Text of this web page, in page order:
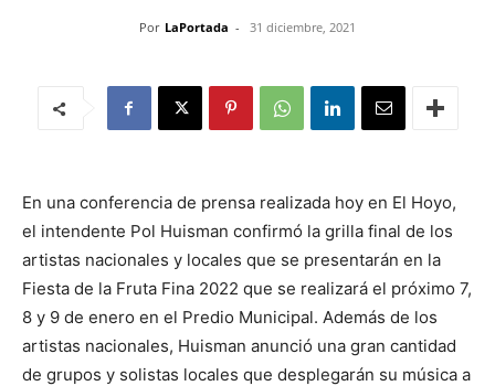
Por LaPortada - 31 diciembre, 2021
En una conferencia de prensa realizada hoy en El Hoyo,
el intendente Pol Huisman confirmó la grilla final de los
artistas nacionales y locales que se presentarán en la
Fiesta de la Fruta Fina 2022 que se realizará el próximo 7,
8 y 9 de enero en el Predio Municipal. Además de los
artistas nacionales, Huisman anunció una gran cantidad
de grupos y solistas locales que desplegarán su música a